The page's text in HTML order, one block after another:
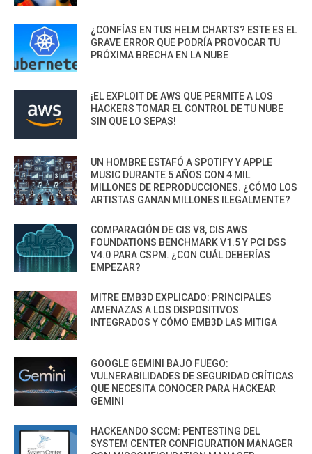
¿CONFÍAS EN TUS HELM CHARTS? ESTE ES EL
GRAVE ERROR QUE PODRÍA PROVOCAR TU
PRÓXIMA BRECHA EN LA NUBE
¡EL EXPLOIT DE AWS QUE PERMITE A LOS
HACKERS TOMAR EL CONTROL DE TU NUBE
SIN QUE LO SEPAS!
UN HOMBRE ESTAFÓ A SPOTIFY Y APPLE
MUSIC DURANTE 5 AÑOS CON 4 MIL
MILLONES DE REPRODUCCIONES. ¿CÓMO LOS
ARTISTAS GANAN MILLONES ILEGALMENTE?
COMPARACIÓN DE CIS V8, CIS AWS
FOUNDATIONS BENCHMARK V1.5 Y PCI DSS
V4.0 PARA CSPM. ¿CON CUÁL DEBERÍAS
EMPEZAR?
MITRE EMB3D EXPLICADO: PRINCIPALES
AMENAZAS A LOS DISPOSITIVOS
INTEGRADOS Y CÓMO EMB3D LAS MITIGA
GOOGLE GEMINI BAJO FUEGO:
VULNERABILIDADES DE SEGURIDAD CRÍTICAS
QUE NECESITA CONOCER PARA HACKEAR
GEMINI
HACKEANDO SCCM: PENTESTING DEL
SYSTEM CENTER CONFIGURATION MANAGER